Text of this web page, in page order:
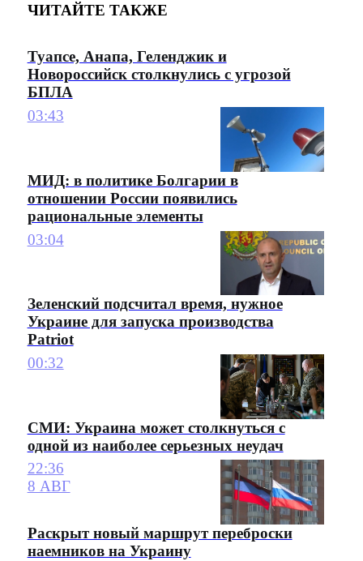
ЧИТАЙТЕ ТАКЖЕ
Туапсе, Анапа, Геленджик и
Новороссийск столкнулись с угрозой
БПЛА
03:43
МИД: в политике Болгарии в
отношении России появились
рациональные элементы
03:04
Зеленский подсчитал время, нужное
Украине для запуска производства
Patriot
00:32
СМИ: Украина может столкнуться с
одной из наиболее серьезных неудач
22:36
8 АВГ
Раскрыт новый маршрут переброски
наемников на Украину